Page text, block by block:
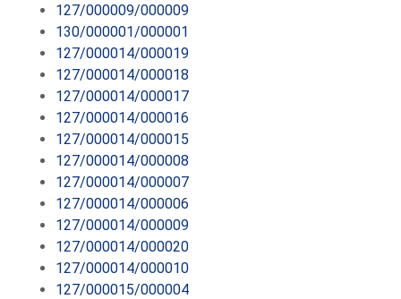
127/000009/000009
130/000001/000001
127/000014/000019
127/000014/000018
127/000014/000017
127/000014/000016
127/000014/000015
127/000014/000008
127/000014/000007
127/000014/000006
127/000014/000009
127/000014/000020
127/000014/000010
127/000015/000004